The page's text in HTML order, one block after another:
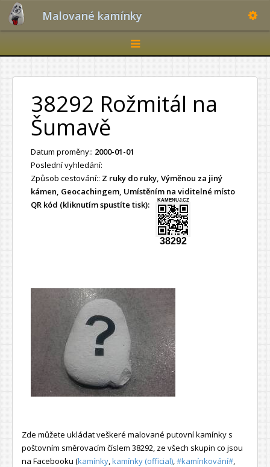
Malované kamínky
Toggle
navigation
38292 Rožmitál na
Šumavě
Datum proměny:: 2000-01-01
Poslední vyhledání:
Způsob cestování:: Z ruky do ruky, Výměnou za jiný
kámen, Geocachingem, Umístěním na viditelné místo
QR kód (kliknutím spustíte tisk):
KAMENUJ.CZ
38292
Zde můžete ukládat veškeré malované putovní kamínky s
poštovním směrovacím číslem 38292, ze všech skupin co jsou
na Facebooku (kamínky kamínky (official) #kamínkování#